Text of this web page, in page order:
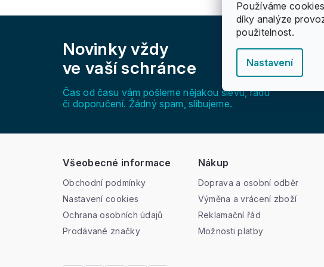
Používáme
díky analýze
použitelnost.
Nastavení
Novinky vždy
ve vaší schránce
Čas od času vám pošleme nějakou slevu, radu
či doporučení. Žádný spam, slibujeme.
Všeobecné informace
Obchodní podmínky
Nastavení cookies
Ochrana osobních údajů
Prodávané značky
Nákup
Doprava a osobní odběr
Výměna a vrácení zboží
Reklamační řád
Možnosti platby